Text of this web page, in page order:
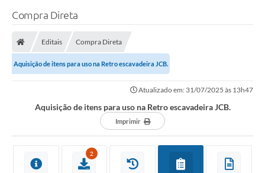
Secretarias
Contas Públicas
Compra Direta
Editais Compra Direta
Aquisição de itens para uso na Retro escavadeira JCB.
Atualizado em: 31/07/2025 às 13h47
Aquisição de itens para uso na Retro escavadeira JCB.
Imprimir
2